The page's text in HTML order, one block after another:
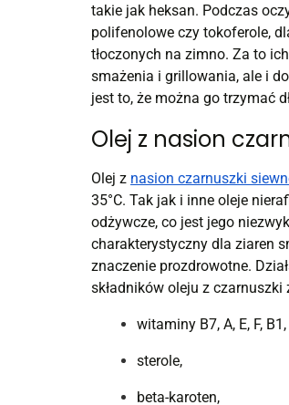
takie jak heksan. Podczas
polifenolowe czy tokoferole,
tłoczonych na zimno. Za to
smażenia i grillowania, ale i
jest to, że można go trzymać
Olej z nasion
Olej z nasion czarnuszki
35°C. Tak jak i inne oleje
odżywcze, co jest jego
charakterystyczny dla ziaren
znaczenie prozdrowotne.
składników oleju z czarnuszki
witaminy B7, A, E, F,
sterole,
beta-karoten,